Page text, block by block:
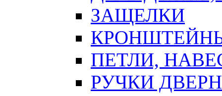
ЗАЩЕЛКИ
ПЕТЛИ,
РУЧКИ